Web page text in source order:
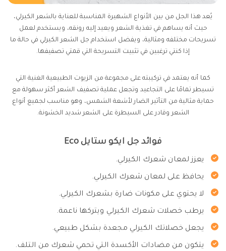
يُعد هذا الجل من بين الأنواع الشهيرة المناسبة للعناية بالشعر الكيرلي،
حيث أنه يساهم في تغذية الشعر ويعيد إليه رونقه، ويستخدم لعمل
تسريحات مختلفه ومثالية، ويفضل استخدام جل الشعر الكيرلي في حالة ما
إذا كنتي ترغبين في تثبيت التسريحة التي قمتي تصفيفها.
كما أنه يعتمد في تركيبته على مجموعة من الزيوت الطبيعية الغنية التي
تسيطر تمامًا على التجاعيد وتجعل عملية تصفيف الشعر أكثر سهولة مع
حماية مثالية من التأثير الضار لأشعة الشمس، وهو مناسب لجميع أنواع
الشعر وقادر على السيطرة على الشعر شديد الخشونة.
فوائد جل ايكو ستايل Eco
يعزز لمعان شعرك الكيرلي.
يحافظ على لمعان شعرك الكيرلي.
لا يحتوي على مكونات ضارة بشعرك الكيرلي.
يرطب خصلات شعرك الكيرلي ويتركها ناعمة.
يجعل خصلاتك الكيرلي مجعدة بشكل طبيعي.
يتكون من مضادات الأكسدة التي تحمي شعرك من التلف.